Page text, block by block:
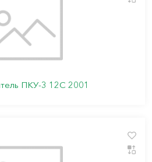
ПКУ-3 12С 2001